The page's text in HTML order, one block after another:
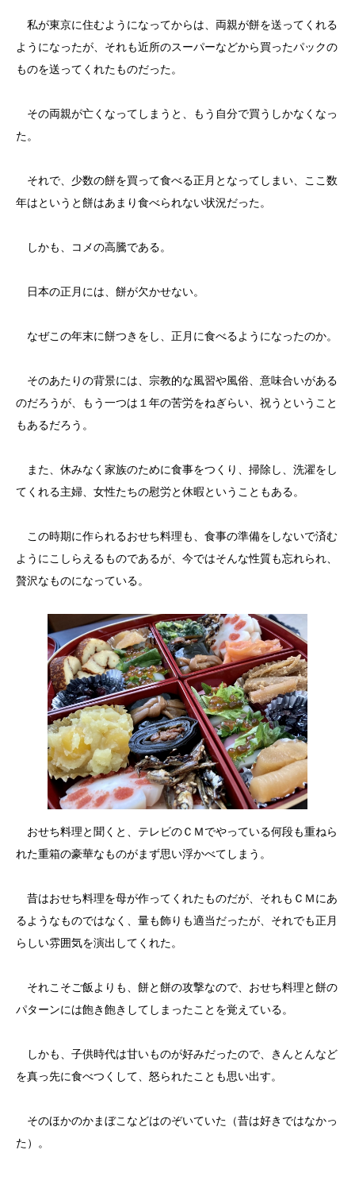
私が東京に住むようになってからは、両親が餅を送ってくれる
ようになったが、それも近所のスーパーなどから買ったパックの
ものを送ってくれたものだった。
その両親が亡くなってしまうと、もう自分で買うしかなくなっ
た。
それで、少数の餅を買って食べる正月となってしまい、ここ数
年はというと餅はあまり食べられない状況だった。
しかも、コメの高騰である。
日本の正月には、餅が欠かせない。
なぜこの年末に餅つきをし、正月に食べるようになったのか。
そのあたりの背景には、宗教的な風習や風俗、意味合いがある
のだろうが、もう一つは１年の苦労をねぎらい、祝うということ
もあるだろう。
また、休みなく家族のために食事をつくり、掃除し、洗濯をし
てくれる主婦、女性たちの慰労と休暇ということもある。
この時期に作られるおせち料理も、食事の準備をしないで済む
ようにこしらえるものであるが、今ではそんな性質も忘れられ、
贅沢なものになっている。
おせち料理と聞くと、テレビのＣＭでやっている何段も重ねら
れた重箱の豪華なものがまず思い浮かべてしまう。
昔はおせち料理を母が作ってくれたものだが、それもＣＭにあ
るようなものではなく、量も飾りも適当だったが、それでも正月
らしい雰囲気を演出してくれた。
それこそご飯よりも、餅と餅の攻撃なので、おせち料理と餅の
パターンには飽き飽きしてしまったことを覚えている。
しかも、子供時代は甘いものが好みだったので、きんとんなど
を真っ先に食べつくして、怒られたことも思い出す。
そのほかのかまぼこなどはのぞいていた（昔は好きではなかっ
た）。